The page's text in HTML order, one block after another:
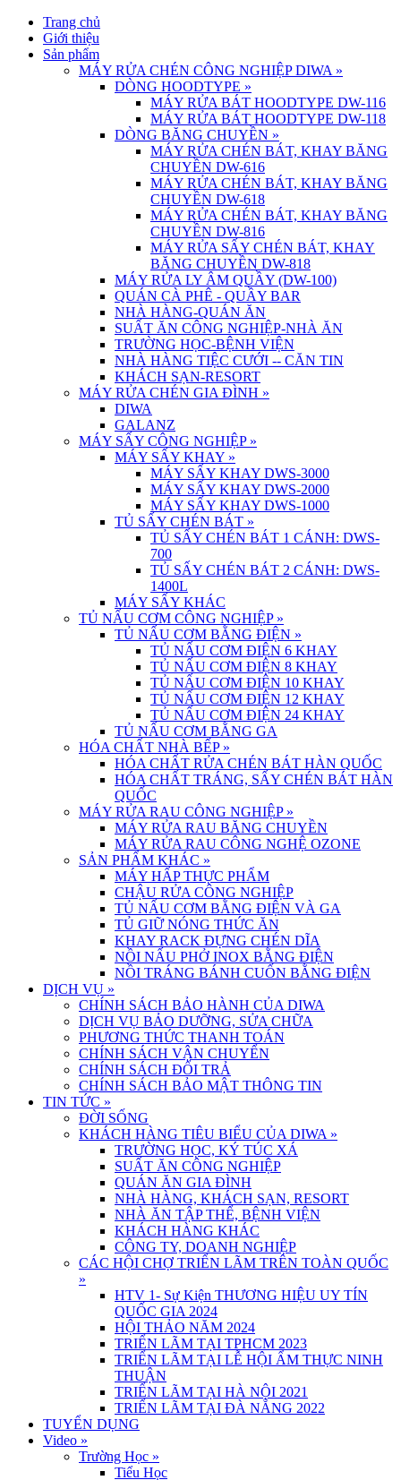
Trang chủ
Giới thiệu
Sản phẩm
MÁY RỬA CHÉN CÔNG NGHIỆP DIWA »
DÒNG HOODTYPE »
MÁY RỬA BÁT HOODTYPE DW-116
MÁY RỬA BÁT HOODTYPE DW-118
DÒNG BĂNG CHUYỀN »
MÁY RỬA CHÉN BÁT, KHAY BĂNG
CHUYỀN DW-616
MÁY RỬA CHÉN BÁT, KHAY BĂNG
CHUYỀN DW-618
MÁY RỬA CHÉN BÁT, KHAY BĂNG
CHUYỀN DW-816
MÁY RỬA SẤY CHÉN BÁT, KHAY
BĂNG CHUYỀN DW-818
MÁY RỬA LY ÂM QUẦY (DW-100)
QUÁN CÀ PHÊ - QUẦY BAR
NHÀ HÀNG-QUÁN ĂN
SUẤT ĂN CÔNG NGHIỆP-NHÀ ĂN
TRƯỜNG HỌC-BỆNH VIỆN
NHÀ HÀNG TIỆC CƯỚI -- CĂN TIN
KHÁCH SẠN-RESORT
MÁY RỬA CHÉN GIA ĐÌNH »
DIWA
GALANZ
MÁY SẤY CÔNG NGHIỆP »
MÁY SẤY KHAY »
MÁY SẤY KHAY DWS-3000
MÁY SẤY KHAY DWS-2000
MÁY SẤY KHAY DWS-1000
TỦ SẤY CHÉN BÁT »
TỦ SẤY CHÉN BÁT 1 CÁNH: DWS-
700
TỦ SẤY CHÉN BÁT 2 CÁNH: DWS-
1400L
MÁY SẤY KHÁC
TỦ NẤU CƠM CÔNG NGHIỆP »
TỦ NẤU CƠM BẰNG ĐIỆN »
TỦ NẤU CƠM ĐIỆN 6 KHAY
TỦ NẤU CƠM ĐIỆN 8 KHAY
TỦ NẤU CƠM ĐIỆN 10 KHAY
TỦ NẤU CƠM ĐIỆN 12 KHAY
TỦ NẤU CƠM ĐIỆN 24 KHAY
TỦ NẤU CƠM BẰNG GA
HÓA CHẤT NHÀ BẾP »
HÓA CHẤT RỬA CHÉN BÁT HÀN QUỐC
HÓA CHẤT TRÁNG, SẤY CHÉN BÁT HÀN
QUỐC
MÁY RỬA RAU CÔNG NGHIỆP »
MÁY RỬA RAU BĂNG CHUYỀN
MÁY RỬA RAU CÔNG NGHỆ OZONE
SẢN PHẨM KHÁC »
MÁY HẤP THỰC PHẨM
CHẬU RỬA CÔNG NGHIỆP
TỦ NẤU CƠM BẰNG ĐIỆN VÀ GA
TỦ GIỮ NÓNG THỨC ĂN
KHAY RACK ĐỰNG CHÉN DĨA
NỒI NẤU PHỞ INOX BẰNG ĐIỆN
NỒI TRÁNG BÁNH CUỐN BẰNG ĐIỆN
DỊCH VỤ »
CHÍNH SÁCH BẢO HÀNH CỦA DIWA
DỊCH VỤ BẢO DƯỠNG, SỬA CHỮA
PHƯƠNG THỨC THANH TOÁN
CHÍNH SÁCH VẬN CHUYỂN
CHÍNH SÁCH ĐỔI TRẢ
CHÍNH SÁCH BẢO MẬT THÔNG TIN
TIN TỨC »
ĐỜI SỐNG
KHÁCH HÀNG TIÊU BIỂU CỦA DIWA »
TRƯỜNG HỌC, KÝ TÚC XÁ
SUẤT ĂN CÔNG NGHIỆP
QUÁN ĂN GIA ĐÌNH
NHÀ HÀNG, KHÁCH SẠN, RESORT
NHÀ ĂN TẬP THỂ, BỆNH VIỆN
KHÁCH HÀNG KHÁC
CÔNG TY, DOANH NGHIỆP
CÁC HỘI CHỢ TRIỂN LÃM TRÊN TOÀN QUỐC
»
HTV 1- Sự Kiện THƯƠNG HIỆU UY TÍN
QUỐC GIA 2024
HỘI THẢO NĂM 2024
TRIỂN LÃM TẠI TPHCM 2023
TRIỂN LÃM TẠI LỄ HỘI ẨM THỰC NINH
THUẬN
TRIỂN LÃM TẠI HÀ NỘI 2021
TRIỂN LÃM TẠI ĐÀ NẴNG 2022
TUYỂN DỤNG
Video »
Trường Học »
Tiểu Học